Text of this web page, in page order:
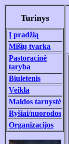
Turinys
Į pradžią
Mišių tvarka
Pastoracinė
taryba
Biuletenis
Veikla
Maldos tarnystė
Ryšiai/nuorodos
Organizacijos